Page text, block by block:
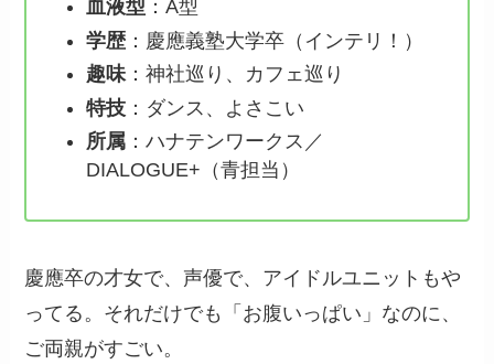
血液型 ：A型
学歴 ：慶應義塾大学卒（インテリ！）
趣味：神社巡り、カフェ巡り
特技 ：ダンス、よさこい
所属 ：ハナテンワークス／
DIALOGUE+（青担当）
慶應卒の才女で、声優で、アイドルユニットもや
ってる。それだけでも「お腹いっぱい」なのに、
ご両親がすごい。